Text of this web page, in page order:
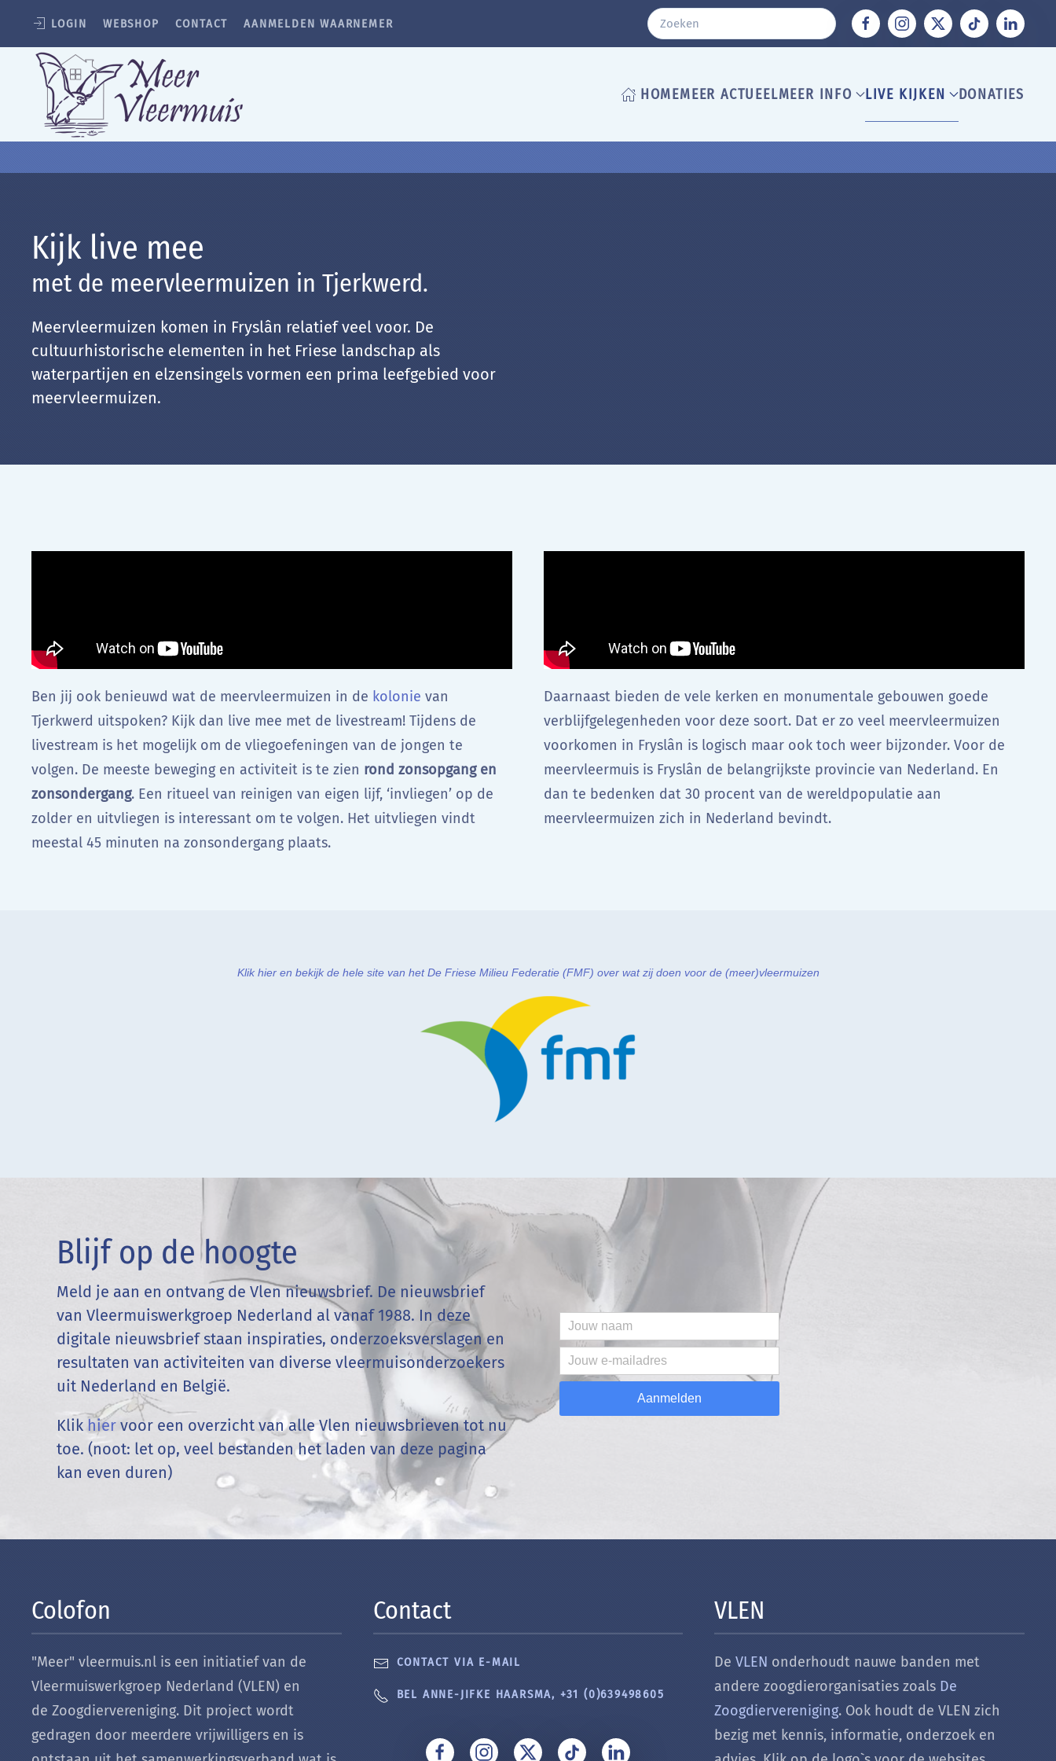
LOGIN WEBSHOP CONTACT AANMELDEN WAARNEMER
HOMEMEER ACTUEELMEER INFO LIVE KIJKEN DONATIES
Kijk live mee
met de meervleermuizen in Tjerkwerd.
Meervleermuizen komen in Fryslân relatief veel voor. De
cultuurhistorische elementen in het Friese landschap als
waterpartijen en elzensingels vormen een prima leefgebied voor
meervleermuizen.
Ben jij ook benieuwd wat de meervleermuizen in de kolonie van
Tjerkwerd uitspoken? Kijk dan live mee met de livestream! Tijdens de
livestream is het mogelijk om de vliegoefeningen van de jongen te
volgen. De meeste beweging en activiteit is te zien rond zonsopgang en
zonsondergang. Een ritueel van reinigen van eigen lijf, ‘invliegen’ op de
zolder en uitvliegen is interessant om te volgen. Het uitvliegen vindt
meestal 45 minuten na zonsondergang plaats.
Daarnaast bieden de vele kerken en monumentale gebouwen goede
verblijfgelegenheden voor deze soort. Dat er zo veel meervleermuizen
voorkomen in Fryslân is logisch maar ook toch weer bijzonder. Voor de
meervleermuis is Fryslân de belangrijkste provincie van Nederland. En
dan te bedenken dat 30 procent van de wereldpopulatie aan
meervleermuizen zich in Nederland bevindt.
Klik hier en bekijk de hele site van het De Friese Milieu Federatie (FMF) over wat zij doen voor de (meer)vleermuizen
Blijf op de hoogte
Meld je aan en ontvang de Vlen nieuwsbrief. De nieuwsbrief
van Vleermuiswerkgroep Nederland al vanaf 1988. In deze
digitale nieuwsbrief staan inspiraties, onderzoeksverslagen en
resultaten van activiteiten van diverse vleermuisonderzoekers
uit Nederland en België.
Klik hier voor een overzicht van alle Vlen nieuwsbrieven tot nu
toe. (noot: let op, veel bestanden het laden van deze pagina
kan even duren)
Aanmelden
Colofon
"Meer" vleermuis.nl is een initiatief van de
Vleermuiswerkgroep Nederland (VLEN) en
de Zoogdiervereniging. Dit project wordt
gedragen door meerdere vrijwilligers en is
Contact
CONTACT VIA E-MAIL
BEL ANNE-JIFKE HAARSMA, +31 (0)639498605
VLEN
DeVLEN onderhoudt nauwe banden met
andere zoogdierorganisaties zoals De
Zoogdiervereniging. Ook houdt de VLEN zich
bezig met kennis, informatie, onderzoek en